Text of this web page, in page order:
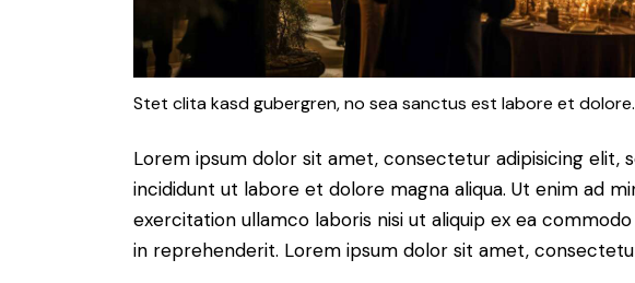
Stet clita kasd gubergren, no sea sanctus est labore et
Lorem ipsum dolor sit amet, consectetur adipisicing elit,
incididunt ut labore et dolore magna aliqua. Ut enim ad
exercitation ullamco laboris nisi ut aliquip ex ea
in reprehenderit. Lorem ipsum dolor sit amet,